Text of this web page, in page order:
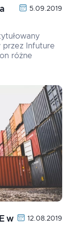
5.09.2019
przez Infuture
różne
w
12.08.2019